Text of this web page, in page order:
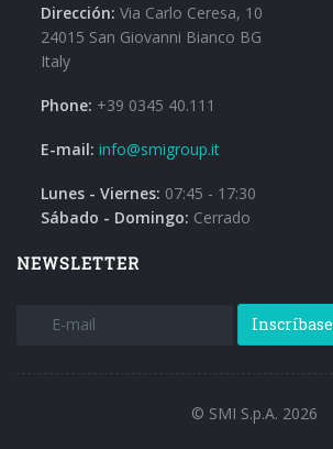
Dirección: Via Carlo Ceresa, 10
24015 San Giovanni Bianco BG
Italy
Phone: +39 0345 40.111
E-mail: info@smigroup.it
Lunes - Viernes: 07:45 - 17:30
Sábado - Domingo: Cerrado
NEWSLETTER
Inscríbase
© SMI S.p.A. 2026